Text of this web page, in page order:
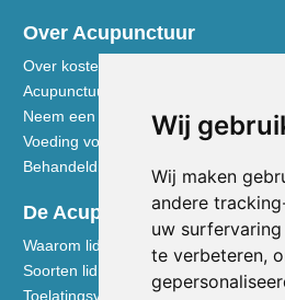
Wij
Wij maken
andere
uw
te verbeteren,
Over Acupunctuur
Over kosten en vergoedingen
Acupunctuur toegelicht
Neem een kijkje in de praktijk
Voeding volgens de Vijf Elementen
Behandeldisciplines - TCG
De Acupuncturist
Waarom lid worden van de NVA
Soorten lidmaatschap NVA
Toelatingsvoorwaarden